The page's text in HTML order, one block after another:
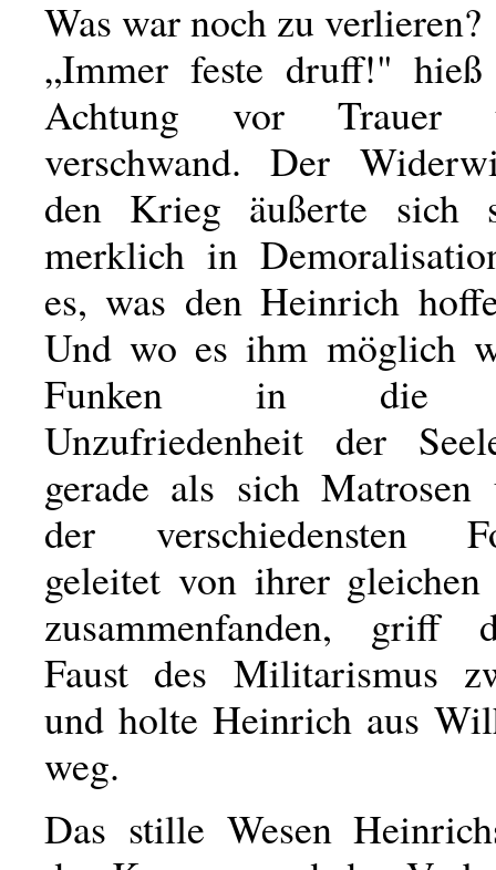
Was war noch zu verlieren?
„Immer feste druff!"
Achtung vor Trauer
verschwand. Der
den Krieg äußerte sich
merklich in
es, was den Heinrich
Und wo es ihm möglich
Funken in die
Unzufriedenheit der
gerade als sich
der verschiedensten
geleitet von ihrer gleichen
zusammenfanden, griff
Faust des Militarismus
und holte Heinrich aus
weg.
Das stille Wesen